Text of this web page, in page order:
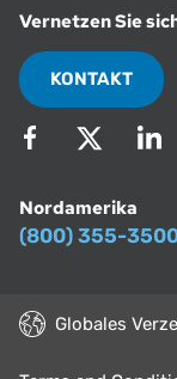
Vernetzen Sie
KONTAKT
Nordamerika
(800) 355-
Globales